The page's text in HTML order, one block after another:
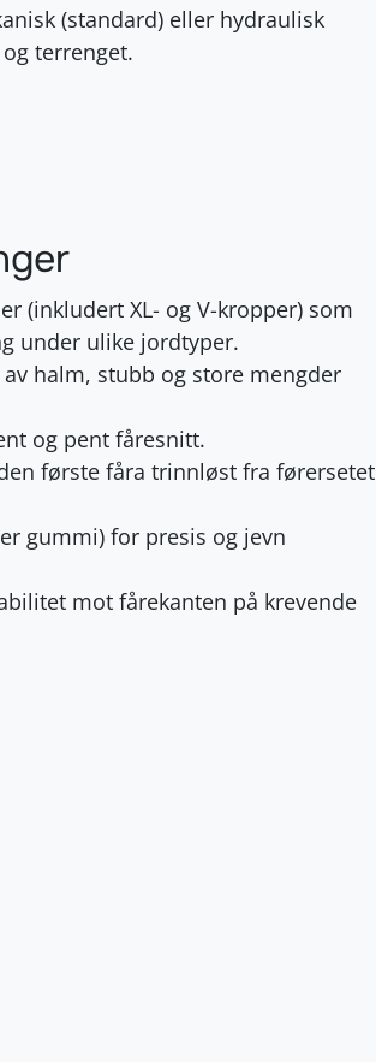
(standard) eller hydraulisk
terrenget.
(inkludert XL- og V-kropper) som
under ulike jordtyper.
halm, stubb og store mengder
og pent fåresnitt.
første fåra trinnløst fra førersetet
gummi) for presis og jevn
mot fårekanten på krevende